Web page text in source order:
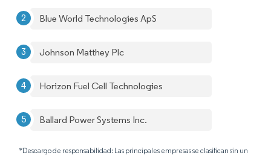
Blue World Technologies ApS
Johnson Matthey Plc
Horizon Fuel Cell Technologies
Ballard Power Systems Inc.
*Descargo de responsabilidad: Las principales empresas se clasifican sin un